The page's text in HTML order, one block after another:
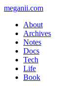
meganii.com
About
Archives
Notes
Docs
Tech
Life
Book